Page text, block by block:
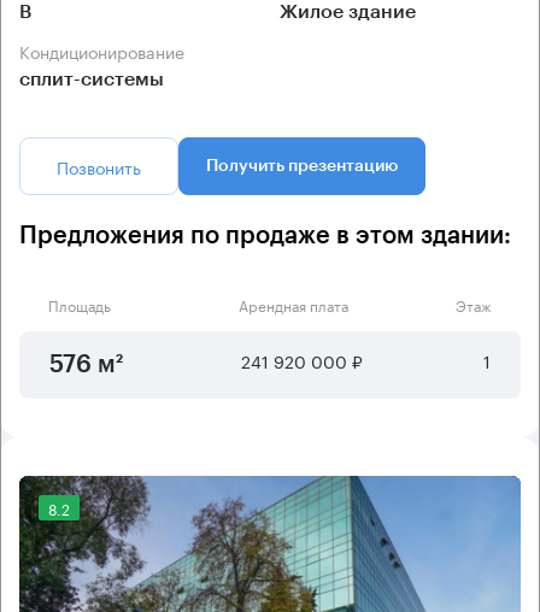
B Жилое здание
Кондиционирование
сплит-системы
Позвонить Получить презентацию
Предложения по продаже в этом здании:
Площадь Арендная плата Этаж
576 м² 241 920 000 ₽ 1
8.2